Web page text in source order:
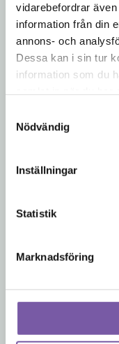
vidarebefordrar
information från din
annons- och
Dessa kan i sin tur
information som du
Nödvändig
Inställningar
Statistik
Marknadsföring
Doften av friskt
mjuk kamomill med
189kr
Blommande fläder &